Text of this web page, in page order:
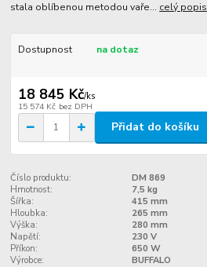
stala oblíbenou metodou vaře... celý popis
Dostupnost na dotaz
18 845 Kč/ks
15 574 Kč bez DPH
Přidat do košíku
Číslo produktu:
DM 869
Hmotnost:
7,5 kg
Šířka:
415 mm
Hloubka:
265 mm
Výška:
280 mm
Napětí:
230 V
Příkon:
650 W
Výrobce:
BUFFALO